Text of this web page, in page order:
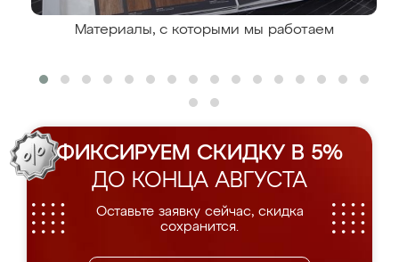
Материалы, с которыми мы работаем
ФИКСИРУЕМ СКИДКУ В 5%
ДО КОНЦА АВГУСТА
Оставьте заявку сейчас, скидка
сохранится.